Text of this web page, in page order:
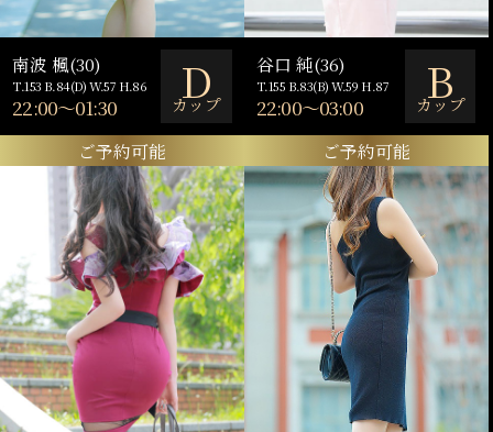
南波 楓(30)
T.153 B.84(D) W.57 H.86
22:00～01:30 D
カップ
ご予約可能
谷口 純(36)
T.155 B.83(B) W.59 H.87
22:00～03:00 B
カップ
ご予約可能